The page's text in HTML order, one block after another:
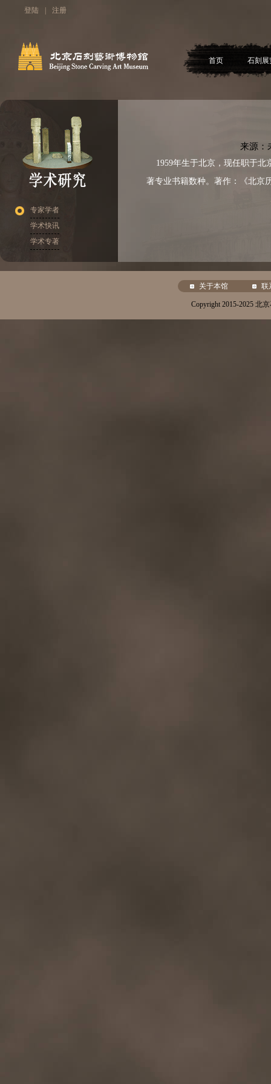
登陆 注册
首页 石刻展
专家学者
学术快讯
学术专著
来源
1959年生于北京，现任职于北
著专业书籍数种。著作：《北京
关于本馆 联
Copyright 2015-2025 北